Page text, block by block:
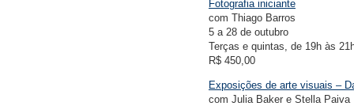
Fotografia iniciante
com Thiago Barros
5 a 28 de outubro
Terças e quintas, de 19h às
R$ 450,00
Exposições de arte visuais –
com Julia Baker e Stella Paiva